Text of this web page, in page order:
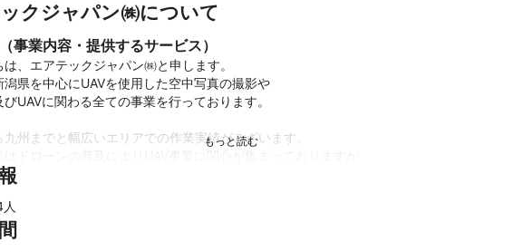
クジャパン㈱について
事業内容・提供するサービス）
、エアテックジャパン㈱と申します。
潟県を中心にUAVを使用した空中写真の撮影や
UAVに関わる全ての事業を行っております。
九州までと幅広いエリアでの作業実績がございます。
年以上の事業経験を有しており、お客様の要望に応える提案が
使用した写真測量での三次元データ作成可能
人